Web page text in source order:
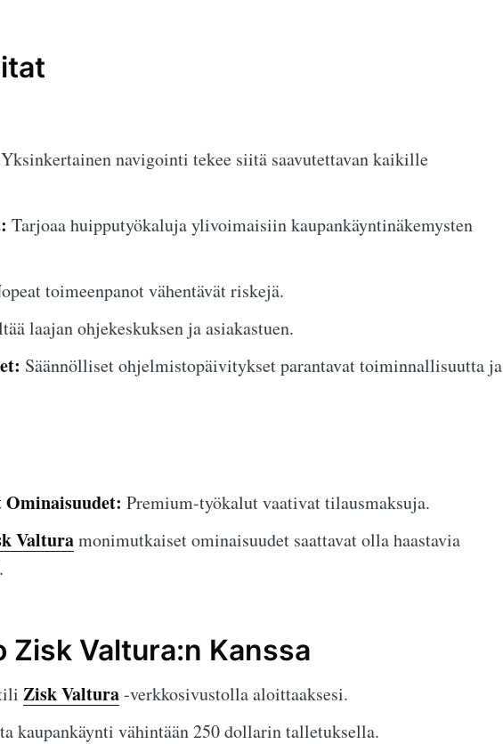
Yksinkertainen navigointi tekee siitä saavutettavan kaikille
Tarjoaa huipputyökaluja ylivoimaisiin kaupankäyntinäkemysten
toimeenpanot vähentävät riskejä.
laajan ohjekeskuksen ja asiakastuen.
Säännölliset ohjelmistopäivitykset parantavat toiminnallisuutta ja
Premium-työkalut vaativat tilausmaksuja.
Valturamonimutkaiset ominaisuudet saattavat olla haastavia
Zisk Valtura:n Kanssa
Zisk Valtura-verkkosivustolla aloittaaksesi.
kaupankäynti vähintään 250 dollarin talletuksella.